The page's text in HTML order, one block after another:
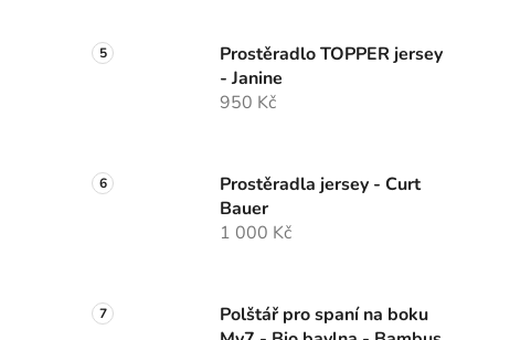
Prostěradlo TOPPER jersey
- Janine
950 Kč
Prostěradla jersey - Curt
Bauer
1 000 Kč
Polštář pro spaní na boku